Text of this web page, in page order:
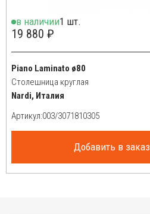
в наличии1 шт.
19 880 ₽
Piano Laminato ø80
Столешница круглая
Nardi, Италия
Артикул:
Добавить в заказ